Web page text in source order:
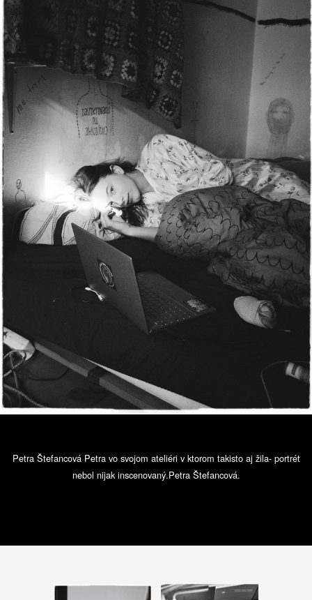
Petra Štefancová Petra vo svojom ateliéri v ktorom takisto aj žila- portrét
nebol nijak inscenovaný.Petra Štefancová.